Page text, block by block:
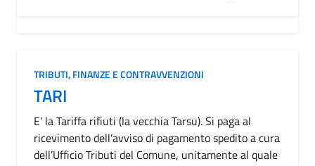
TRIBUTI, FINANZE E CONTRAVVENZIONI
TARI
E’ la Tariffa rifiuti (la vecchia Tarsu). Si paga al
ricevimento dell’avviso di pagamento spedito a cura
dell’Ufficio Tributi del Comune, unitamente al quale